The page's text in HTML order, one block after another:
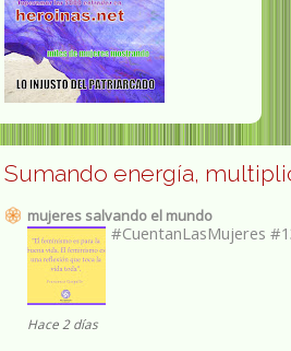
Sumando energía,
mujeres salvando el mundo
#CuentanLasMujeres
Hace 2 días